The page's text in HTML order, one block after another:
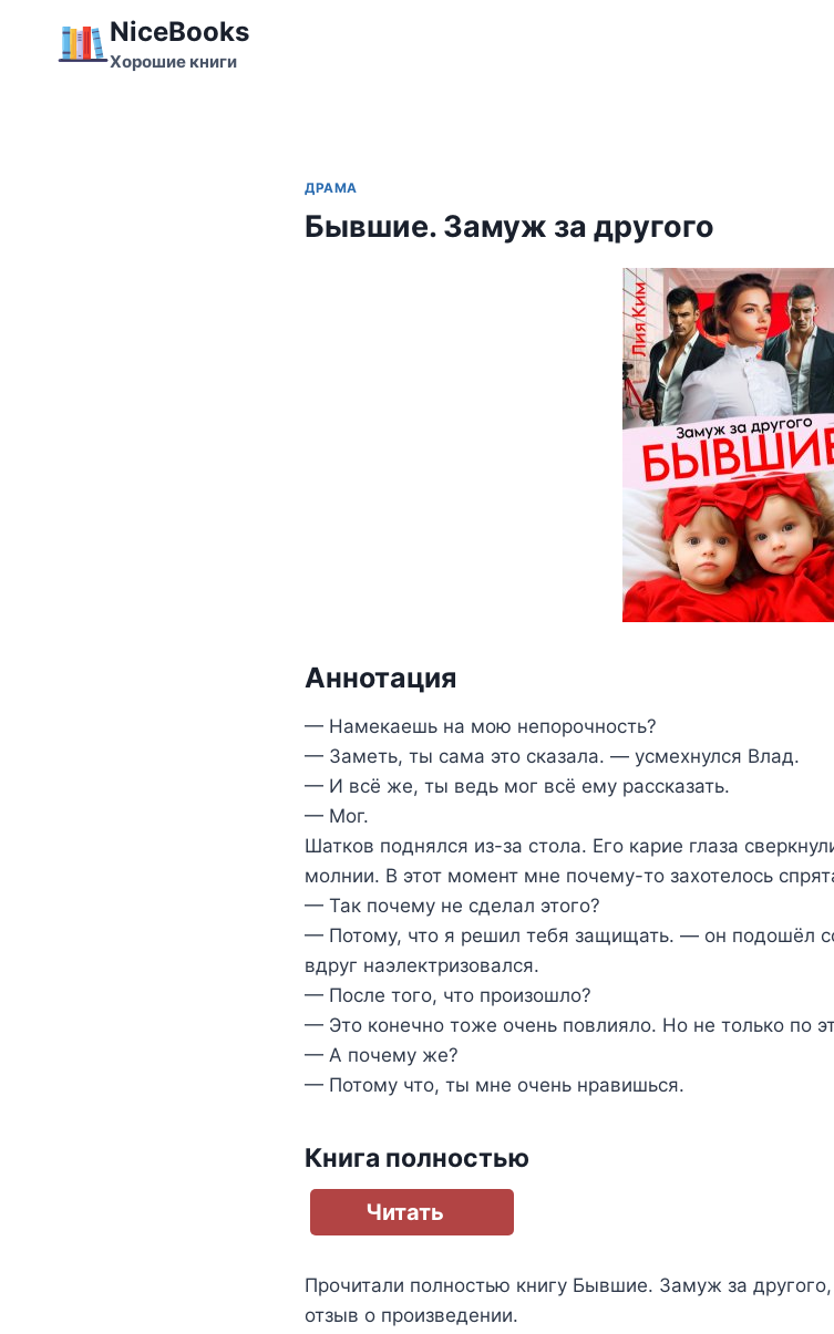
содержимому
NiceBooks
Хорошие книги
ДРАМА
Бывшие. Замуж за другого
Аннотация
— Намекаешь на мою непорочность?
— Заметь, ты сама это сказала. — усмехнулся Влад.
— И всё же, ты ведь мог всё ему рассказать.
— Мог.
Шатков поднялся из-за стола. Его карие глаза
молнии. В этот момент мне почему-то захотелось
— Так почему не сделал этого?
— Потому, что я решил тебя защищать. — он подошёл
вдруг наэлектризовался.
— После того, что произошло?
— Это конечно тоже очень повлияло. Но не только по
— А почему же?
— Потому что, ты мне очень нравишься.
Книга полностью
Читать
Прочитали полностью книгу Бывшие. Замуж за другого
отзыв о произведении.